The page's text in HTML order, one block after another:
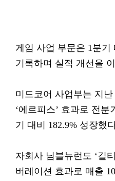
게임 사업 부문은 1분기
기록하며 실적 개선을
미드코어 사업부는 지
‘에르피스’ 효과로 전분
기 대비 182.9% 성장했
자회사 님블뉴런도 ‘길
버레이션 효과로 매출